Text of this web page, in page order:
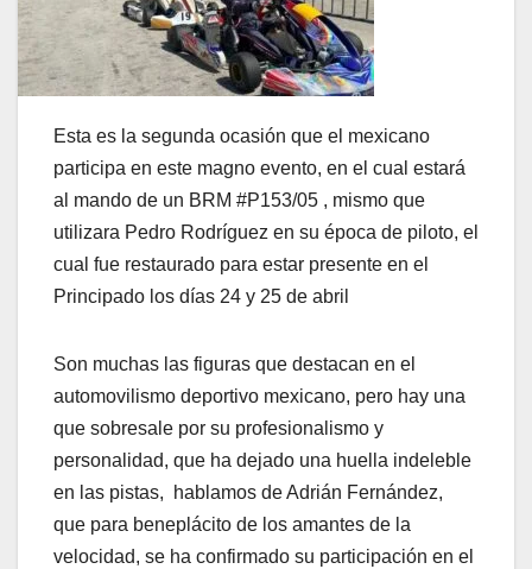
Esta es la segunda ocasión que el mexicano
participa en este magno evento, en el cual estará
al mando de un BRM #P153/05 , mismo que
utilizara Pedro Rodríguez en su época de piloto, el
cual fue restaurado para estar presente en el
Principado los días 24 y 25 de abril
Son muchas las figuras que destacan en el
automovilismo deportivo mexicano, pero hay una
que sobresale por su profesionalismo y
personalidad, que ha dejado una huella indeleble
en las pistas, hablamos de Adrián Fernández,
que para beneplácito de los amantes de la
velocidad, se ha confirmado su participación en el